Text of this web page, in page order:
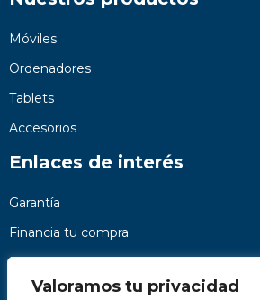
Valoramos tu privacidad
Móviles
Ordenadores
Tablets
Accesorios
Enlaces de interés
Garantía
Financia tu compra
Preguntas frecuentes
Nosotros